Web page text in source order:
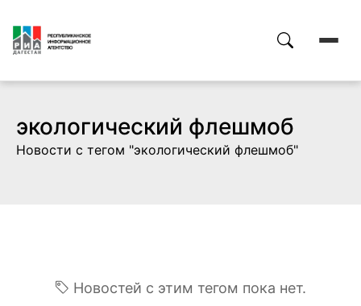
экологический флешмоб
Новости с тегом "экологический флешмоб"
Новостей с этим тегом пока нет.